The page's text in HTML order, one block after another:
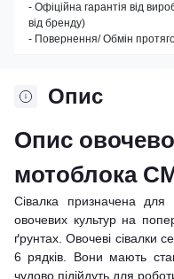
Опис
Опис
мотоблока
Сівалка призначена для
овочевих культур на
ґрунтах. Овочеві сівалки
6 рядків. Вони мають
чудово підійдуть для
- Офіційна гарантія від
від бренду)
- Повернення/ Обмін